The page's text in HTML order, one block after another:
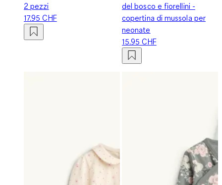
2 pezzi
17.95 CHF
del bosco e fiorellini -
copertina di mussola per
neonate
15.95 CHF